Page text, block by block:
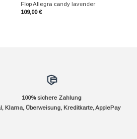
Flop Allegra candy lavender
109,00€
100% sichere Zahlung
Klarna, Überweisung, Kreditkarte, ApplePay